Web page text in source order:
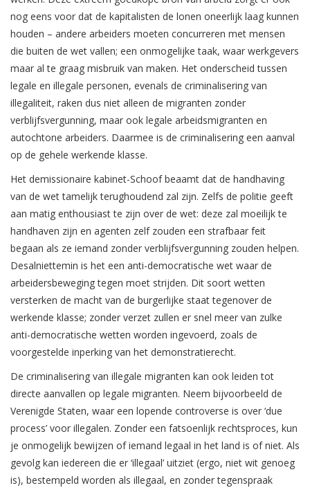
nog eens voor dat de kapitalisten de lonen oneerlijk laag kunnen
houden – andere arbeiders moeten concurreren met mensen
die buiten de wet vallen; een onmogelijke taak, waar werkgevers
maar al te graag misbruik van maken. Het onderscheid tussen
legale en illegale personen, evenals de criminalisering van
illegaliteit, raken dus niet alleen de migranten zonder
verblijfsvergunning, maar ook legale arbeidsmigranten en
autochtone arbeiders. Daarmee is de criminalisering een aanval
op de gehele werkende klasse.
Het demissionaire kabinet-Schoof beaamt dat de handhaving
van de wet tamelijk terughoudend zal zijn. Zelfs de politie geeft
aan matig enthousiast te zijn over de wet: deze zal moeilijk te
handhaven zijn en agenten zelf zouden een strafbaar feit
begaan als ze iemand zonder verblijfsvergunning zouden helpen.
Desalniettemin is het een anti-democratische wet waar de
arbeidersbeweging tegen moet strijden. Dit soort wetten
versterken de macht van de burgerlijke staat tegenover de
werkende klasse; zonder verzet zullen er snel meer van zulke
anti-democratische wetten worden ingevoerd, zoals de
voorgestelde inperking van het demonstratierecht.
De criminalisering van illegale migranten kan ook leiden tot
directe aanvallen op legale migranten. Neem bijvoorbeeld de
Verenigde Staten, waar een lopende controverse is over ‘due
process’ voor illegalen. Zonder een fatsoenlijk rechtsproces, kun
je onmogelijk bewijzen of iemand legaal in het land is of niet. Als
gevolg kan iedereen die er ‘illegaal’ uitziet (ergo, niet wit genoeg
is), bestempeld worden als illegaal, en zonder tegenspraak